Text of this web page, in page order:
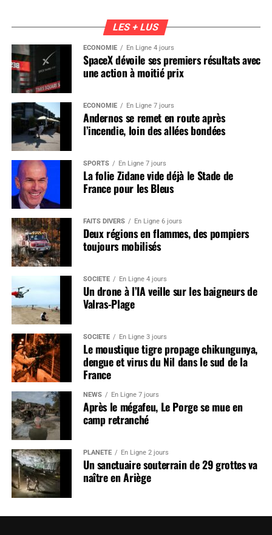
LES + LUS
ÉCONOMIE En Ligne 4 jours
SpaceX dévoile ses premiers résultats avec
une action à moitié prix
ÉCONOMIE En Ligne 7 jours
Andernos se remet en route après
l’incendie, loin des allées bondées
SPORTS En Ligne 7 jours
La folie Zidane vide déjà le Stade de
France pour les Bleus
FAITS DIVERS En Ligne 6 jours
Deux régions en flammes, des pompiers
toujours mobilisés
SOCIÉTÉ En Ligne 4 jours
Un drone à l’IA veille sur les baigneurs de
Valras-Plage
SOCIÉTÉ En Ligne 3 jours
Le moustique tigre propage chikungunya,
dengue et virus du Nil dans le sud de la
France
NEWS En Ligne 7 jours
Après le mégafeu, Le Porge se mue en
camp retranché
PLANÈTE En Ligne 2 jours
Un sanctuaire souterrain de 29 grottes va
naître en Ariège